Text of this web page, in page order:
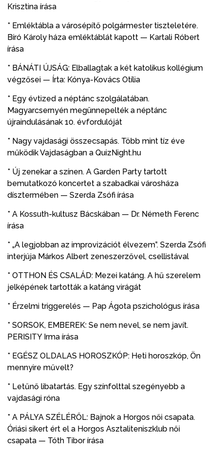
Krisztina írása
* Emléktábla a városépítő polgármester tiszteletére.
Bíró Károly háza emléktáblát kapott — Kartali Róbert
írása
* BÁNÁTI ÚJSÁG: Elballagtak a két katolikus kollégium
végzősei — Írta: Kónya-Kovács Otília
* Egy évtized a néptánc szolgálatában.
Magyarcsernyén megünnepelték a néptánc
újraindulásának 10. évfordulóját
* Nagy vajdasági összecsapás. Több mint tíz éve
működik Vajdaságban a QuizNight.hu
* Új zenekar a színen. A Garden Party tartott
bemutatkozó koncertet a szabadkai városháza
dísztermében — Szerda Zsófi írása
* A Kossuth-kultusz Bácskában — Dr. Németh Ferenc
írása
* „A legjobban az improvizációt élvezem”. Szerda Zsófi
interjúja Márkos Albert zeneszerzővel, csellistával
* OTTHON ÉS CSALÁD: Mezei katáng. A hű szerelem
jelképének tartották a katáng virágát
* Érzelmi triggerelés — Pap Ágota pszichológus írása
* SORSOK, EMBEREK: Se nem nevel, se nem javít.
PERISITY Irma írása
* EGÉSZ OLDALAS HOROSZKÓP: Heti horoszkóp, Ön
mennyire művelt?
* Letűnő libatartás. Egy színfolttal szegényebb a
vajdasági róna
* A PÁLYA SZÉLÉRŐL: Bajnok a Horgos női csapata.
Óriási sikert ért el a Horgos Asztaliteniszklub női
csapata — Tóth Tibor írása